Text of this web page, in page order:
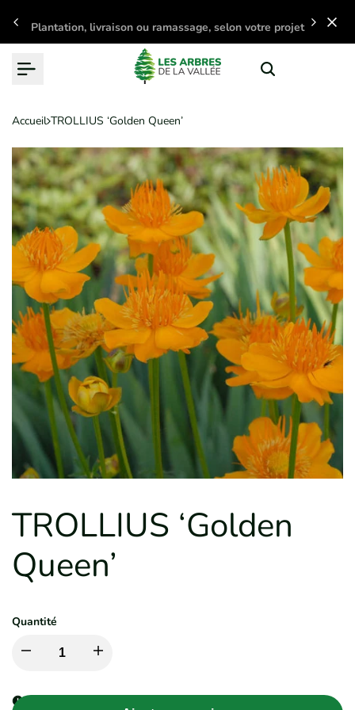
au
contenu
Plantation, livraison ou ramassage, selon votre projet
Accueil TROLLIUS ‘Golden Queen’
TROLLIUS ‘Golden
Queen’
Quantité
Diminuer Augmenter